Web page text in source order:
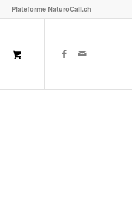
Plateforme NaturoCall.ch